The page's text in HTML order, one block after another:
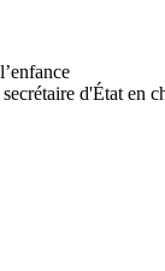
d'État en